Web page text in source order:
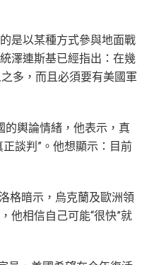
是以某種方式參與地面戰
澤連斯基已經指出：在幾
多，而且必須要有美國軍
的輿論情緒，他表示，真
談判”。他想顯示：目前
格暗示，烏克蘭及歐洲領
他相信自己可能“很快”就